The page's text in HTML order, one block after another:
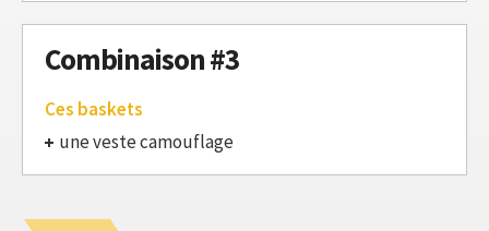
Combinaison #3
Ces baskets
une veste camouflage